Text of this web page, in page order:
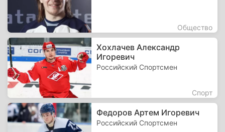
Общество
Хохлачев Александр
Игоревич
Российский Спортсмен
Спорт
Федоров Артем Игоревич
Российский Спортсмен